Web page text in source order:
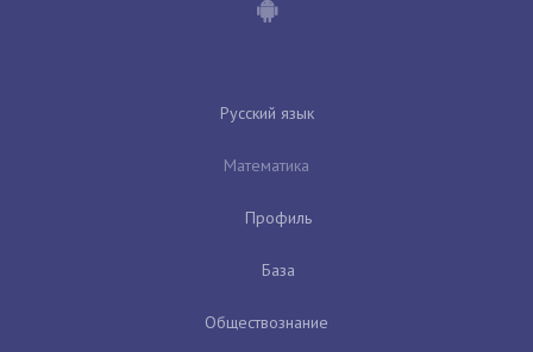
Русский язык
Математика
Профиль
База
Обществознание